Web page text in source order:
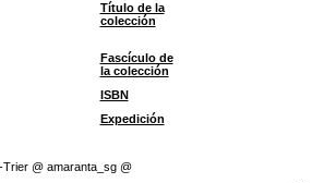
Título de la
colección
Fascículo de
la colección
ISBN
Expedición
Trier @ amaranta_sg @